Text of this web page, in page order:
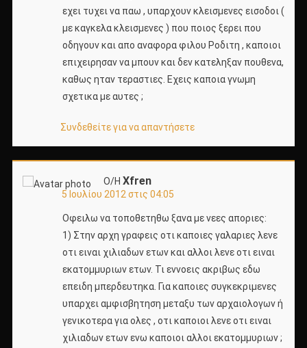
εχει τυχει να παω , υπαρχουν κλεισμενες εισοδοι (
με καγκελα κλεισμενες ) που ποιος ξερει που
οδηγουν και απο αναφορα φιλου Ροδιτη , καποιοι
επιχειρησαν να μπουν και δεν κατεληξαν πουθενα,
καθως ηταν τεραστιες. Εχεις καποια γνωμη
σχετικα με αυτες ;
Συνδεθείτε για να απαντήσετε
Ο/Η Xfren
5 Ιουλίου 2012 στις 04:05
Οφειλω να τοποθετηθω ξανα με νεες αποριες:
1) Στην αρχη γραφεις οτι καποιες γαλαριες λενε
οτι ειναι χιλιαδων ετων και αλλοι λενε οτι ειναι
εκατομμυριων ετων. Τι εννοεις ακριβως εδω
επειδη μπερδευτηκα. Για καποιες συγκεκριμενες
υπαρχει αμφισβητηση μεταξυ των αρχαιολογων ή
γενικοτερα για ολες , οτι καποιοι λενε οτι ειναι
χιλιαδων ετων ενω καποιοι αλλοι εκατομμυριων ;